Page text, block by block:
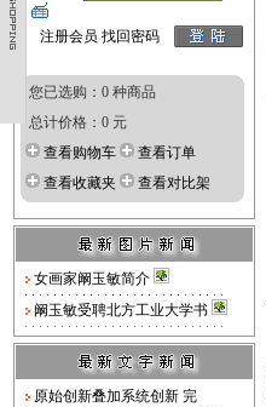
注册会员 找回密码
您已选购：0 种商品
总计价格：0 元
查看购物车
查看订单
查看收藏夹
查看对比架
女画家阚玉敏简介
阚玉敏受聘北方工业大学书
原始创新叠加系统创新 完